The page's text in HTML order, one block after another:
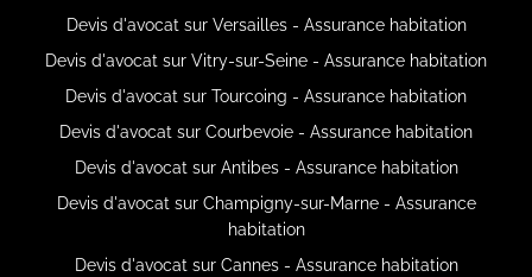
Devis d'avocat sur Versailles - Assurance habitation
Devis d'avocat sur Vitry-sur-Seine - Assurance habitation
Devis d'avocat sur Tourcoing - Assurance habitation
Devis d'avocat sur Courbevoie - Assurance habitation
Devis d'avocat sur Antibes - Assurance habitation
Devis d'avocat sur Champigny-sur-Marne - Assurance
habitation
Devis d'avocat sur Cannes - Assurance habitation